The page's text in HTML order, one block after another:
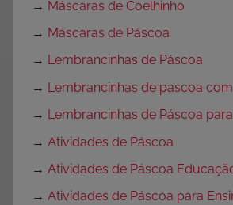
→ Máscaras de Coelhinho
→ Máscaras de Páscoa
→ Lembrancinhas de Páscoa
→ Lembrancinhas de pascoa
→ Lembrancinhas de Páscoa
→ Atividades de Páscoa
→ Atividades de Páscoa
→ Atividades de Páscoa para